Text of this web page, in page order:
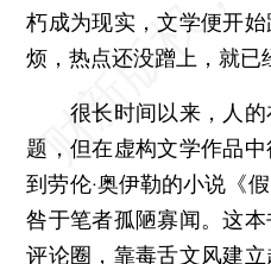
朽成为现实，文学便开
烦，热点还没蹭上，就已
很长时间以来，人的
题，但在虚构文学作品
到劳伦·奥伊勒的小说《
咎于笔者孤陋寡闻。这
评论圈，靠毒舌文风建